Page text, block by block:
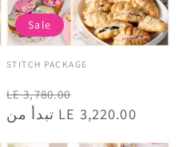
Vendor:
STITCH PACKAGE
Regular
price
LE 3,780.00
Sale
price
تبدأ من LE 3,220.00
Sale